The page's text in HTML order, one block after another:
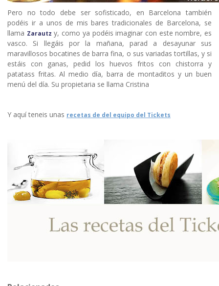
Pero no todo debe ser sofisticado, en Barcelona también
podéis ir a unos de mis bares tradicionales de Barcelona, se
llama Zarautz y, como ya podéis imaginar con este nombre, es
vasco. Si llegáis por la mañana, parad a desayunar sus
maravillosos bocatines de barra fina, o sus variadas tortillas, y si
estáis con ganas, pedid los huevos fritos con chistorra y
patatass fritas. Al medio día, barra de montaditos y un buen
menú del día. Su propietaria se llama Cristina
Y aquí teneis unas recetas de del equipo del Tickets